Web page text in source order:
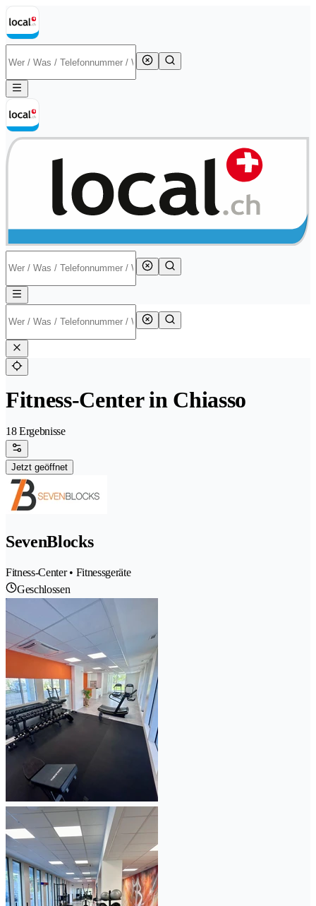
Fitness-Center in Chiasso
18 Ergebnisse
Jetzt geöffnet
SevenBlocks
Fitness-Center • Fitnessgeräte
Geschlossen